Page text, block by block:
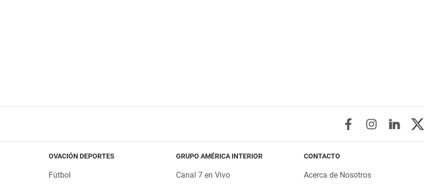
OVACIÓN DEPORTES
Fútbol
GRUPO AMÉRICA INTERIOR
Canal 7 en Vivo
CONTACTO
Acerca de Nosotros